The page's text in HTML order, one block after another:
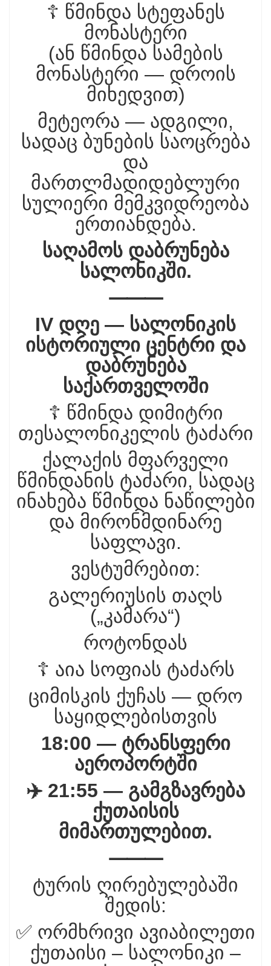
☦️ წმინდა სტეფანეს
მონასტერი
(ან წმინდა სამების
მონასტერი — დროის
მიხედვით)
მეტეორა — ადგილი,
სადაც ბუნების საოცრება
და
მართლმადიდებლური
სულიერი მემკვიდრეობა
ერთიანდება.
საღამოს დაბრუნება
სალონიკში.
⸻
IV დღე — სალონიკის
ისტორიული ცენტრი და
დაბრუნება
საქართველოში
☦️ წმინდა დიმიტრი
თესალონიკელის ტაძარი
ქალაქის მფარველი
წმინდანის ტაძარი, სადაც
ინახება წმინდა ნაწილები
და მირონმდინარე
საფლავი.
ვესტუმრებით:
გალერიუსის თაღს
(„კამარა“)
როტონდას
☦️ აია სოფიას ტაძარს
ციმისკის ქუჩას — დრო
საყიდლებისთვის
18:00 — ტრანსფერი
აეროპორტში
✈️ 21:55 — გამგზავრება
ქუთაისის
მიმართულებით.
⸻
ტურის ღირებულებაში
შედის:
✅ ორმხრივი ავიაბილეთი
ქუთაისი – სალონიკი –